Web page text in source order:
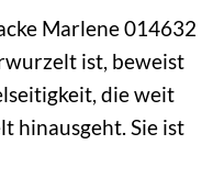
Marlene 014632
ist, beweist
die weit
hinausgeht. Sie ist